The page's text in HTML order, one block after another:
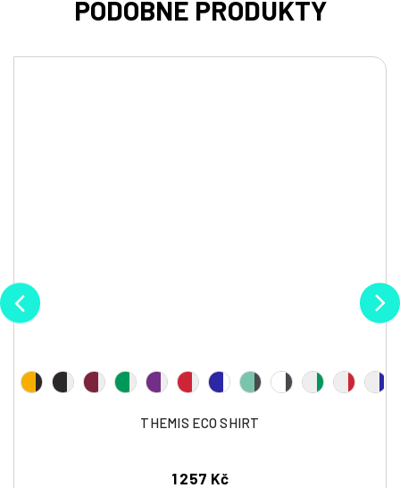
THEMIS ECO SHIRT
1 257 Kč